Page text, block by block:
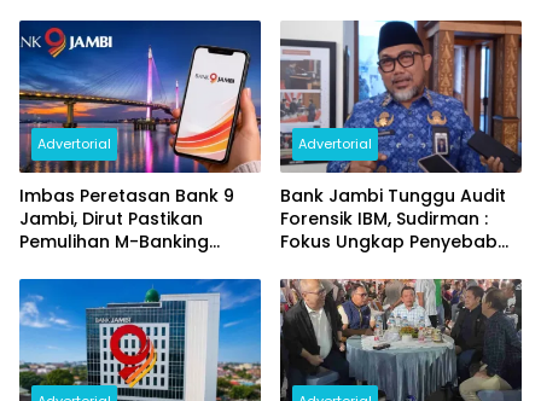
dan Perubahan PIN
Daerah
Advertorial
Imbas Peretasan Bank 9
Jambi, Dirut Pastikan
Pemulihan M-Banking
Advertorial
Bank Jambi Tunggu Audit
Forensik IBM, Sudirman :
Fokus Ungkap Penyebab
Rp144 Miliar